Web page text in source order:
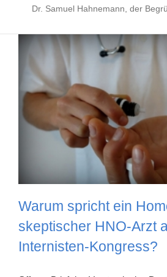
Dr. Samuel Hahnemann, der
Warum spricht ein
skeptischer HNO-Arzt
Internisten-Kongress?